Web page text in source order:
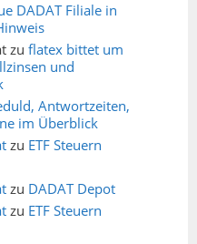
DADAT Filiale in
zu flatex bittet um
und
Antwortzeiten,
im Überblick
zu ETF Steuern
zu DADAT Depot
zu ETF Steuern